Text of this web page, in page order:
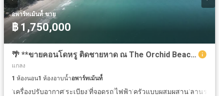
อพาร์ทเม้นท์์·ขาย
฿ 1,750,000
🌴 **ขายคอนโดหรู ติดชายหาด ณ The Orchid Beach** 🌞 ราคาเพียง 1,750,000 บาทเท่านั้น (C104)
แกลง
1 ห้องนอน1 ห้องอาบน้ำอพาร์ทเม้นท์์
·เครื่องปรับอากาศ·ระเบียง·ที่จอดรถ·ไฟฟ้า·ครัวแบบผสมผสาน·ลานระเบี